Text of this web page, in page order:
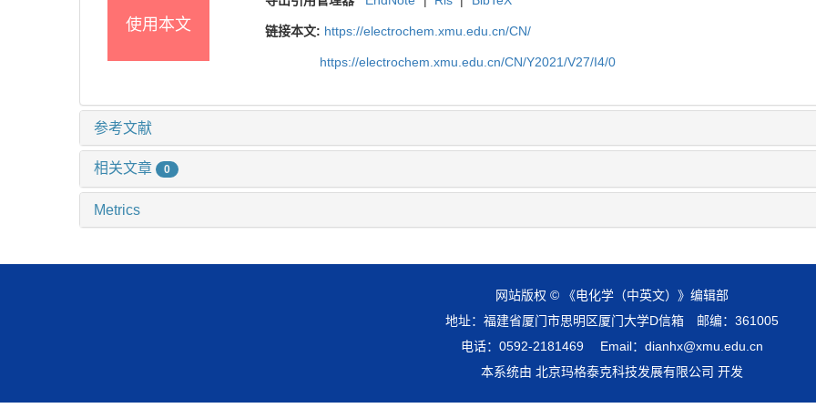
使用本文 链接本文: https://electrochem.xmu.edu.cn/CN/
https://electrochem.xmu.edu.cn/CN/Y2021/V27/I4/0
参考文献
相关文章 0
Metrics
网站版权 © 《电化学（中英文）》编辑部
地址：福建省厦门市思明区厦门大学D信箱 邮编：361005
电话：0592-2181469 Email：dianhx@xmu.edu.cn
本系统由 北京玛格泰克科技发展有限公司 开发